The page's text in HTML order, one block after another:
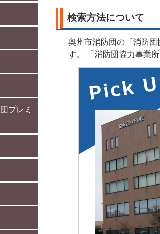
プレミ
検索方法について
奥州市消防団の「消防
す。 「消防団協力事業
社
番地